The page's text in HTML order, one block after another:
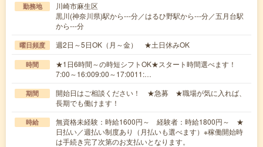
勤務地
川崎市麻生区
黒川(神奈川県)駅から---分／はるひ野駅から---分／五月台駅
から---分
曜日頻度 週2日～5日OK（月～金） ★土日休みOK
時間
★1日6時間～の時短シフトOK★スタート時間選べます！
7:00～16:009:00～17:0011:…
期間
開始日はご相談ください！ ★急募 ★職場が気に入れば、
長期でも働けます！
時給
無資格未経験：時給1600円～ 経験者：時給1800円～ ★
日払い／週払い制度あり（月払いも選べます）※稼働開始時
は手続き完了次第のお支払いとなります。